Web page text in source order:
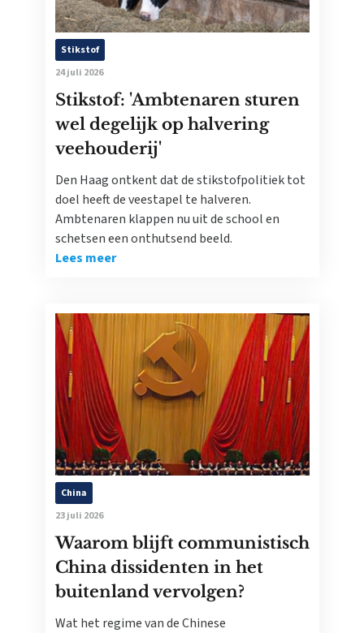
Stikstof
24 juli 2026
Stikstof: 'Ambtenaren sturen
wel degelijk op halvering
veehouderij'
Den Haag ontkent dat de stikstofpolitiek tot
doel heeft de veestapel te halveren.
Ambtenaren klappen nu uit de school en
schetsen een onthutsend beeld.
Lees meer
China
23 juli 2026
Waarom blijft communistisch
China dissidenten in het
buitenland vervolgen?
Wat het regime van de Chinese